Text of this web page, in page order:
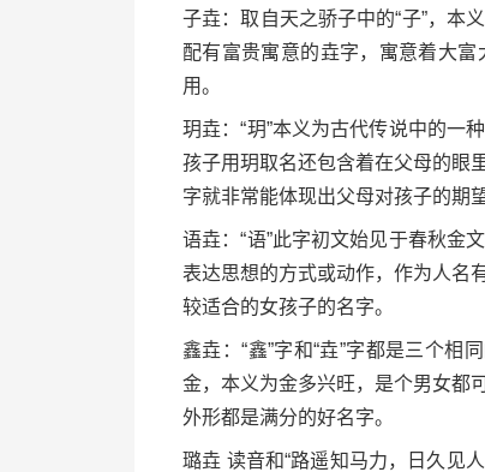
子垚：取自天之骄子中的“子”，本
配有富贵寓意的垚字，寓意着大
用。
玥垚：“玥”本义为古代传说中的一
孩子用玥取名还包含着在父母的眼
字就非常能体现出父母对孩子的期
语垚：“语”此字初文始见于春秋金
表达思想的方式或动作，作为人名
较适合的女孩子的名字。
鑫垚：“鑫”字和“垚”字都是三个相
金，本义为金多兴旺，是个男女都
外形都是满分的好名字。
璐垚 读音和“路遥知马力，日久见